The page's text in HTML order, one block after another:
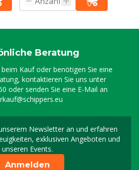
Beratung
beim Kauf oder benötigen Sie eine
kontaktieren Sie uns unter
oder senden Sie eine E-Mail an
Newsletter an und erfahren
exklusiven Angeboten und
unseren Events.
Melden Sie sich für
Anmelden